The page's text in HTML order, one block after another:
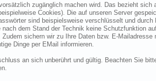
zugänglich machen wird. Das bezieht sich
Cookies). Die auf unseren Server
sind beispielsweise verschlüsselt und
dem Stand der Technik keine Schutzfunktion
sichern wir zu Ihre Daten bzw. E-
Dinge per EMail informieren.
an sich unberührt und gültig. Beachten Sie